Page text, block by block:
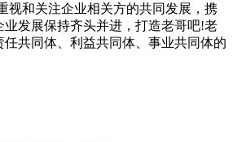
视和关注企业相关方的共同发展，携
发展保持齐头并进，打造老哥吧!老
共同体、利益共同体、事业共同体的